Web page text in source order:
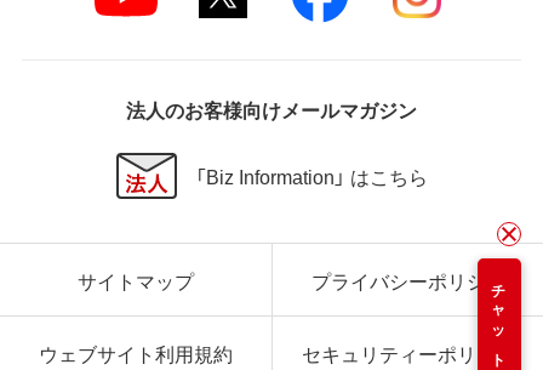
チャット
法人のお客様向けメールマガジン
「Biz Information」 はこちら
サイトマップ プライバシーポリシー
ウェブサイト利用規約 セキュリティーポリシー